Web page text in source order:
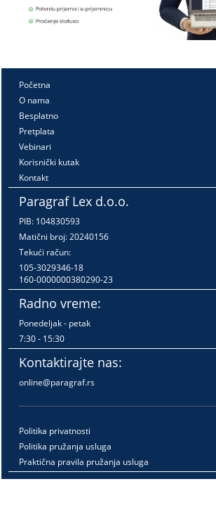
Početna
O nama
Besplatno
Pretplata
Vebinari
Korisnički kutak
Kontakt
Paragraf Lex d.o.o.
PIB: 104830593
Matični broj: 20240156
Tekući račun:
105-3029346-18
160-0000000380290-23
Radno vreme:
Ponedeljak - petak
7:30 - 15:30
Kontaktirajte nas:
online@paragraf.rs
Politika privatnosti
Politika pružanja usluga
Praktična pravila pružanja usluga